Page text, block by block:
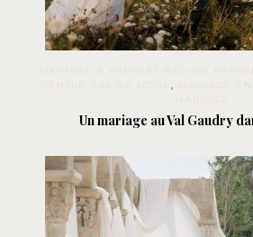
CENTRE VAL DE LOIRE, MARIAGE
Un mariage au Val Gaudry